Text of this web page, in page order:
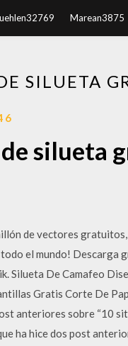
Marean3875
SILUETA
silueta
de vectores
el mundo! Descarga
Silueta De Camafeo
Gratis Corte De
anteriores sobre “10
ha hice dos post